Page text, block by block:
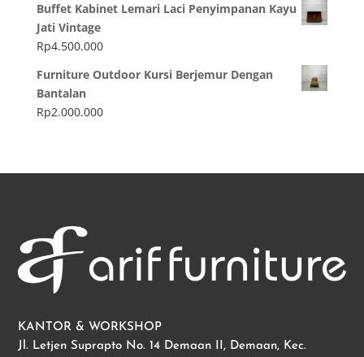
Buffet Kabinet Lemari Laci Penyimpanan Kayu
Jati Vintage
Rp4.500.000
Furniture Outdoor Kursi Berjemur Dengan
Bantalan
Rp2.000.000
KANTOR & WORKSHOP
Jl. Letjen Suprapto No. 14 Demaan II, Demaan, Kec.